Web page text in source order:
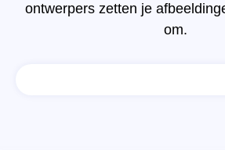
ontwerpers zetten je
om.